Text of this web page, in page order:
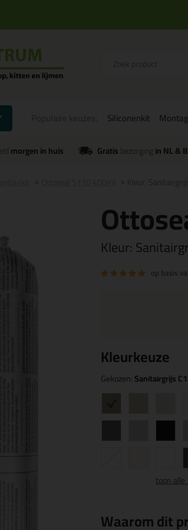
Siliconenkit
morgen in huis Gratisbezorgingin NL &
Kleur: Sanitairgrijs
Kleur:
op basis
Kleurkeuze
Gekozen:Sanitairgrijs
toon
Waarom dit